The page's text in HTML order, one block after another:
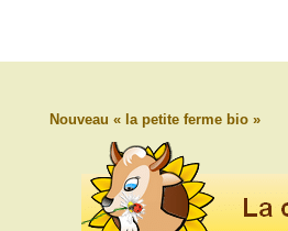
Nouveau « la petite ferme bio »